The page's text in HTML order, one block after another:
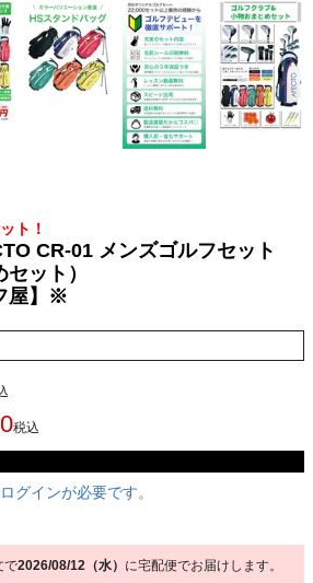
ト！
CR-01 メンズゴルフセット
ット）
屋】※
税込
グインが必要です。
で2026/08/12（水） に宅配便 でお届けします。